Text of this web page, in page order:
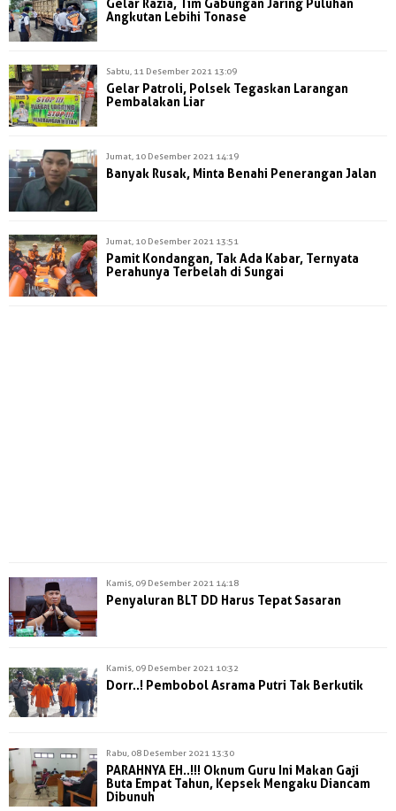
Angkutan Lebihi Tonase
Sabtu, 11 Desember 2021 13:09
Gelar Patroli, Polsek Tegaskan Larangan
Pembalakan Liar
Jumat, 10 Desember 2021 14:19
Banyak Rusak, Minta Benahi Penerangan Jalan
Jumat, 10 Desember 2021 13:51
Pamit Kondangan, Tak Ada Kabar, Ternyata
Perahunya Terbelah di Sungai
Kamis, 09 Desember 2021 14:18
Penyaluran BLT DD Harus Tepat Sasaran
Kamis, 09 Desember 2021 10:32
Dorr..! Pembobol Asrama Putri Tak Berkutik
Rabu, 08 Desember 2021 13:30
PARAHNYA EH..!!! Oknum Guru Ini Makan Gaji
Buta Empat Tahun, Kepsek Mengaku Diancam
Dibunuh